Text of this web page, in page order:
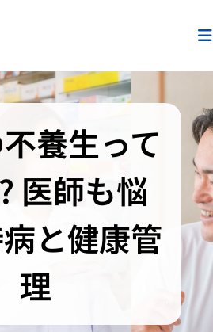
養生って
医師も悩
と健康管
理